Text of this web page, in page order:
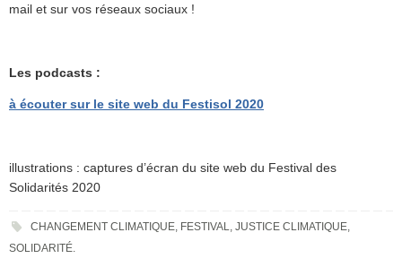
mail et sur vos réseaux sociaux !
Les podcasts :
à écouter sur le site web du Festisol 2020
illustrations : captures d’écran du site web du Festival des
Solidarités 2020
CHANGEMENT CLIMATIQUE, FESTIVAL, JUSTICE CLIMATIQUE,
SOLIDARITÉ.